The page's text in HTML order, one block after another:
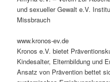
und sexueller Gewalt e.V.
Missbrauch
www.kronos-ev.de
Kronos e.V. bietet
Kindesalter, Elternbildung und
Ansatz von Prävention bettet